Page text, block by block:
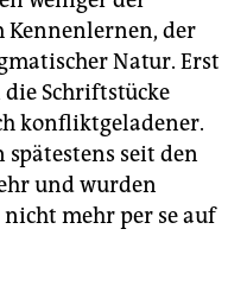
Kennenlernen, der
Natur. Erst
Schriftstücke
konfliktgeladener.
seit den
und wurden
mehr per se auf